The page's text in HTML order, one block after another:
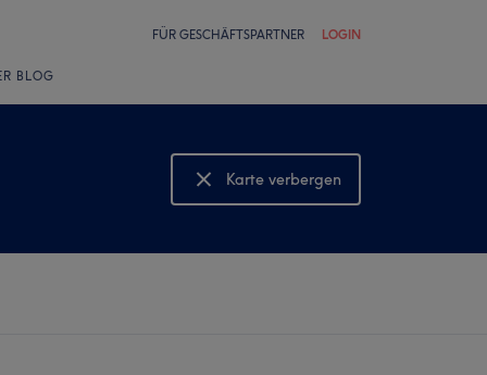
FÜR GESCHÄFTSPARTNER LOGIN
BLOG
Karte verbergen
Karte anzeigen